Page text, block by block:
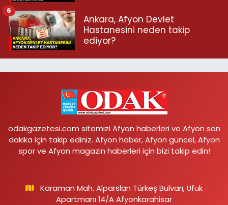
Ankara, Afyon Devlet
Hastanesini neden takip
ediyor?
6
odakgazetesi.com sitemizi Afyon haberleri ve Afyon son
dakika için takip ediniz. Afyon haber, Afyon güncel, Afyon
spor ve Afyon magazin haberleri için bizi takip edin!
Karaman Mah. Alparslan Türkeş Bulvarı, Ufuk
Apartmanı 14/A Afyonkarahisar